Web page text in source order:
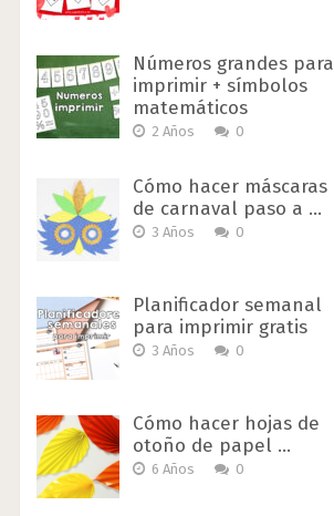
Números grandes para
imprimir + símbolos
matemáticos
2 Años 0
Cómo hacer máscaras
de carnaval paso a …
3 Años 0
Planificador semanal
para imprimir gratis
3 Años 0
Cómo hacer hojas de
otoño de papel …
6 Años 0